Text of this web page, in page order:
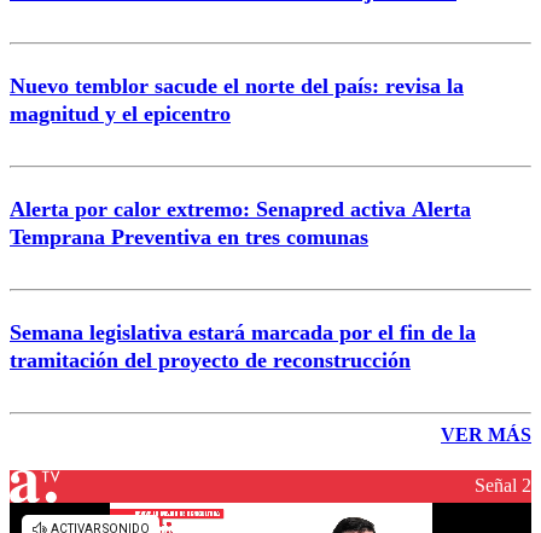
Nuevo temblor sacude el norte del país: revisa la
magnitud y el epicentro
Alerta por calor extremo: Senapred activa Alerta
Temprana Preventiva en tres comunas
Semana legislativa estará marcada por el fin de la
tramitación del proyecto de reconstrucción
VER MÁS
Señal 2